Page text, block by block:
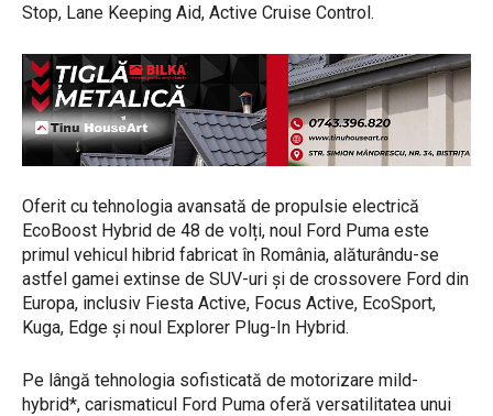
Stop, Lane Keeping Aid, Active Cruise Control.
Oferit cu tehnologia avansată de propulsie electrică
EcoBoost Hybrid de 48 de volți, noul Ford Puma este
primul vehicul hibrid fabricat în România, alăturându-se
astfel gamei extinse de SUV-uri și de crossovere Ford din
Europa, inclusiv Fiesta Active, Focus Active, EcoSport,
Kuga, Edge și noul Explorer Plug-In Hybrid.
Pe lângă tehnologia sofisticată de motorizare mild-
hybrid*, carismaticul Ford Puma oferă versatilitatea unui